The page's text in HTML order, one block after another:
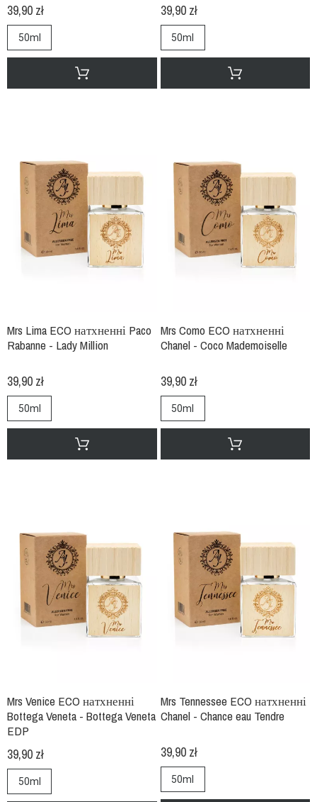
39,90 zł
50ml
39,90 zł
50ml
Mrs Lima ECO натхненні Paco
Rabanne - Lady Million
39,90 zł
50ml
Mrs Como ECO натхненні
Chanel - Coco Mademoiselle
39,90 zł
50ml
Mrs Venice ECO натхненні
Bottega Veneta - Bottega Veneta
EDP
39,90 zł
50ml
Mrs Tennessee ECO натхненні
Chanel - Chance eau Tendre
39,90 zł
50ml